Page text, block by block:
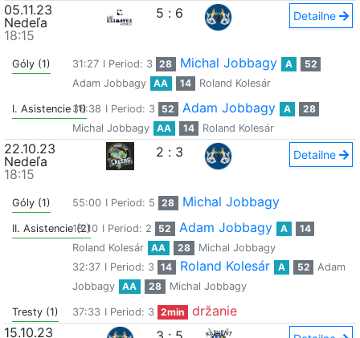
05.11.23
Nedeľa
18:15
5 : 6 Detailne
Góly (1) 31:27 I Period: 3 28 Michal Jobbagy A
52
Adam Jobbagy
AA 14 Roland Kolesár
I. Asistencie (1)36:38 I Period: 3 52 Adam Jobbagy A
28
Michal Jobbagy
AA 14 Roland Kolesár
22.10.23
Nedeľa
18:15
2 : 3 Detailne
Góly (1) 55:00 I Period: 5 28 Michal Jobbagy
II. Asistencie (2)
18:10 I Period: 2 52 Adam Jobbagy A
14
Roland Kolesár
AA 28
Michal Jobbagy
32:37 I Period: 3 14 Roland Kolesár A 52
Adam
Jobbagy
AA 28 Michal Jobbagy
Tresty (1) 37:33 I Period: 3 2min
držanie
15.10.23